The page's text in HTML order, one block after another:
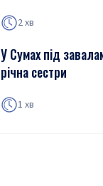
2 хв
У Сумах під
річна сестри
1 хв